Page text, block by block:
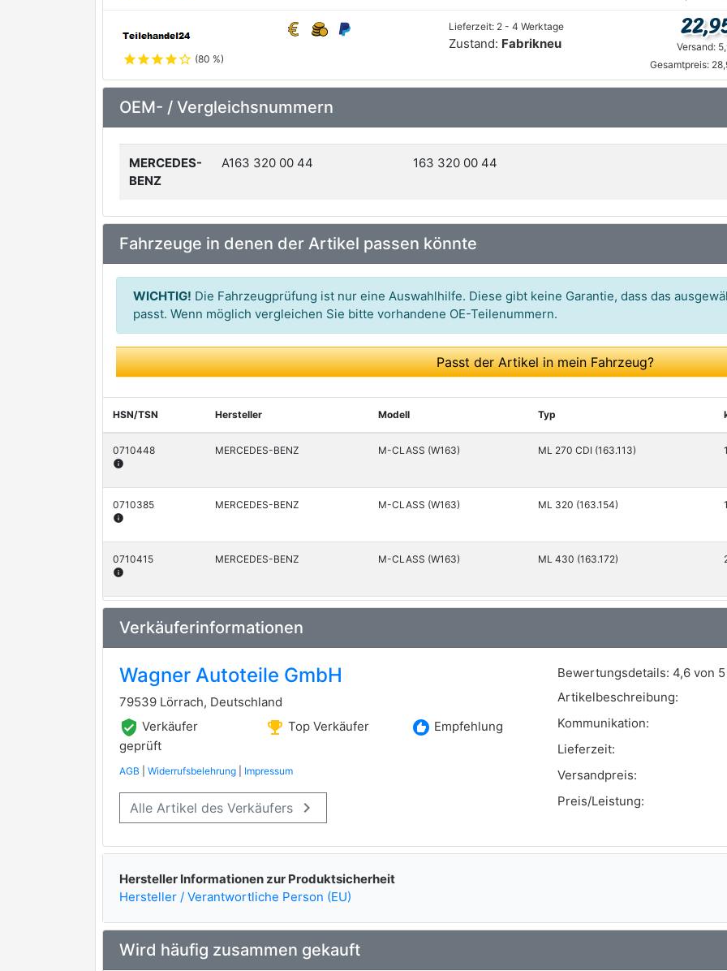
starstarstarstarstar_outline (80 %)
Lieferzeit: 2 - 4 Werktage
Zustand: Fabrikneu Versand:
Gesamtpreis:
OEM- / Vergleichsnummern
MERCEDES-
BENZ
A163 320 00 44 163 320 00 44
Fahrzeuge in denen der Artikel passen könnte
WICHTIG! Die Fahrzeugprüfung ist nur eine Auswahlhilfe. Diese gibt keine Garantie, dass das
passt. Wenn möglich vergleichen Sie bitte vorhandene OE-Teilenummern.
Passt der Artikel in mein Fahrzeug?
HSN/TSN Hersteller Modell Typ
0710448
info
MERCEDES-BENZ M-CLASS (W163) ML 270 CDI (163.113)
0710385
info
MERCEDES-BENZ M-CLASS (W163) ML 320 (163.154)
0710415
info
MERCEDES-BENZ M-CLASS (W163) ML 430 (163.172)
info
Verkäuferinformationen
Wagner Autoteile GmbH
79539 Lörrach, Deutschland
verified_user Verkäufer
geprüft
emoji_events Top Verkäufer recommend Empfehlung
AGB Widerrufsbelehrung Impressum
Alle Artikel des Verkäufers keyboard_arrow_right
Bewertungsdetails: 4,6 von 5
Artikelbeschreibung:
Kommunikation:
Lieferzeit:
Versandpreis:
Preis/Leistung:
Hersteller Informationen zur Produktsicherheit
Hersteller / Verantwortliche Person (EU)
Wird häufig zusammen gekauft